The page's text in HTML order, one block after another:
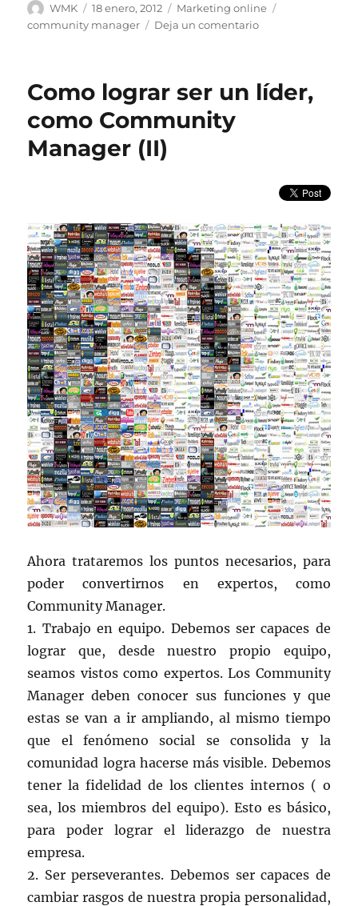
Autor
WMK
Publicado
el
18 enero, 2012 Categorías
Marketing online
community manager
Deja un comentarioen
un
Como lograr ser un líder,
como Community
Manager (II)
Ahora trataremos los puntos necesarios, para
poder convertirnos en expertos, como
Community Manager.
1. Trabajo en equipo. Debemos ser capaces de
lograr que, desde nuestro propio equipo,
seamos vistos como expertos. Los Community
Manager deben conocer sus funciones y que
estas se van a ir ampliando, al mismo tiempo
que el fenómeno social se consolida y la
comunidad logra hacerse más visible. Debemos
tener la fidelidad de los clientes internos ( o
sea, los miembros del equipo). Esto es básico,
para poder lograr el liderazgo de nuestra
empresa.
2. Ser perseverantes. Debemos ser capaces de
cambiar rasgos de nuestra propia personalidad,